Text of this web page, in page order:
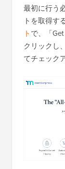
最初に行う
トを取得す
トで、「
クリックし
てチェック